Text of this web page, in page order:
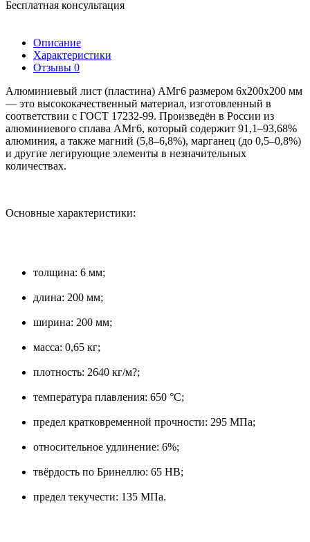
Бесплатная консультация
Описание
Характеристики
Отзывы 0
Алюминиевый лист (пластина) АМг6 размером 6х200х200 мм
— это высококачественный материал, изготовленный в
соответствии с ГОСТ 17232-99. Произведён в России из
алюминиевого сплава АМг6, который содержит 91,1–93,68%
алюминия, а также магний (5,8–6,8%), марганец (до 0,5–0,8%)
и другие легирующие элементы в незначительных
количествах.
Основные характеристики:
толщина: 6 мм;
длина: 200 мм;
ширина: 200 мм;
масса: 0,65 кг;
плотность: 2640 кг/м?;
температура плавления: 650 °C;
предел кратковременной прочности: 295 МПа;
относительное удлинение: 6%;
твёрдость по Бринеллю: 65 HB;
предел текучести: 135 МПа.